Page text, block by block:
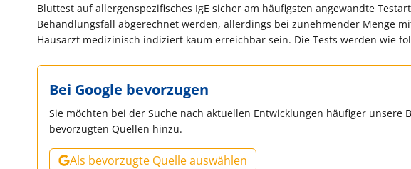
Bluttest auf allergenspezifisches IgE sicher am häufigsten angewandte
Behandlungsfall abgerechnet werden, allerdings bei zunehmender Menge
Hausarzt medizinisch indiziert kaum erreichbar sein. Die Tests werden wie
Bei Google bevorzugen
Sie möchten bei der Suche nach aktuellen Entwicklungen häufiger unsere
bevorzugten Quellen hinzu.
Als bevorzugte Quelle auswählen